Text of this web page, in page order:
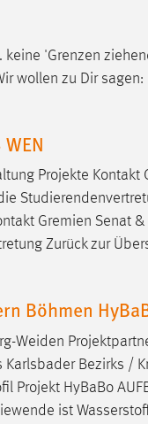
keine 'Grenzen
wollen zu Dir
Projekte
Gremien Senat
Zurück zur
Böhmen
Weiden
Bezirks /
HyBaBo
ist